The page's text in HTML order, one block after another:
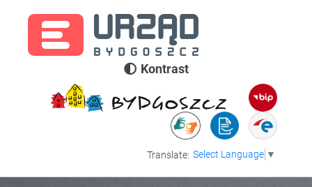
Kontrast
Select Language ▼
Translate: